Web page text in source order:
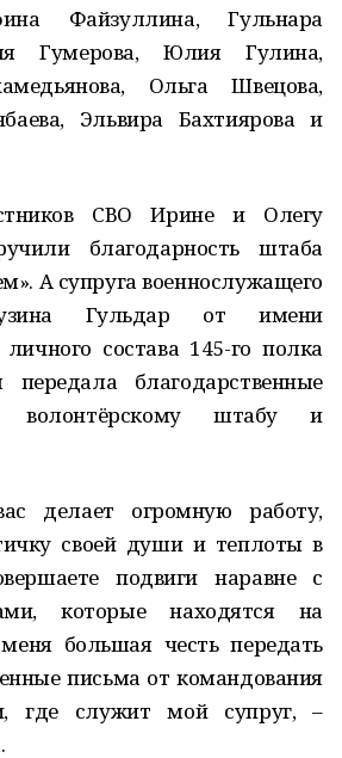
Файзуллина, Гульнара
Гумерова, Юлия Гулина,
Ольга Швецова,
Эльвира Бахтиярова и
СВО Ирине и Олегу
благодарность штаба
А супруга военнослужащего
Гульдар от имени
состава 145-го полка
благодарственные
волонтёрскому штабу и
делает огромную работу,
своей души и теплоты в
подвиги наравне с
которые находятся на
большая честь передать
письма от командования
где служит мой супруг, –